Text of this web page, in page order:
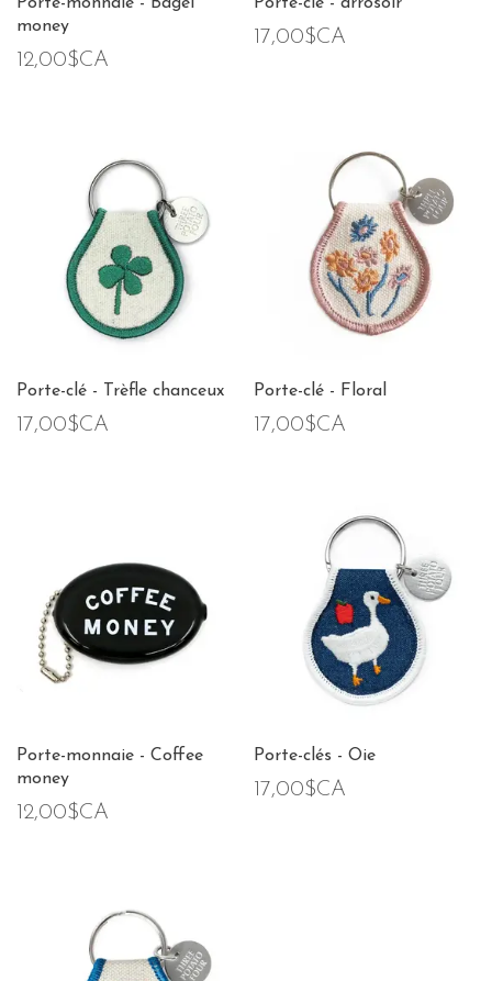
money
12,00$CA
17,00$CA
Porte-clé - Trèfle chanceux
17,00$CA
Porte-clé - Floral
17,00$CA
Porte-monnaie - Coffee
money
12,00$CA
Porte-clés - Oie
17,00$CA